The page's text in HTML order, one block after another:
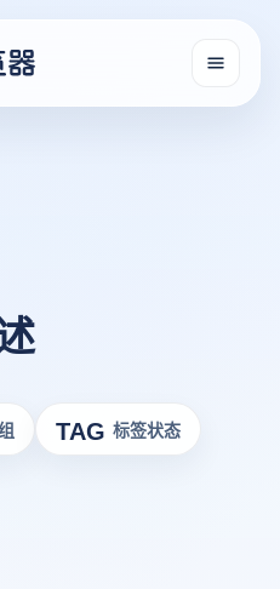
TAG 标签状态